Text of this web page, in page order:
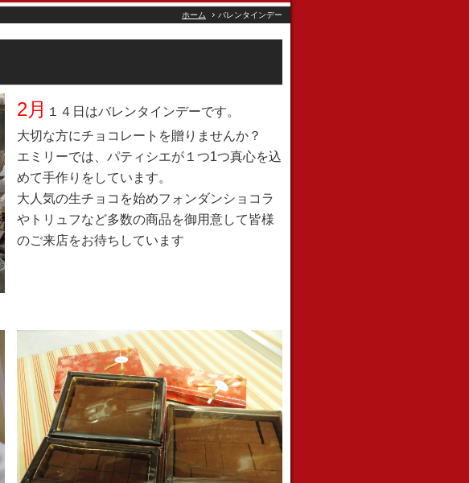
ホーム バレンタインデー
2月
１４日はバレンタインデーです。
大切な方にチョコレートを贈りませんか？
エミリーでは、パティシエが１つ1つ真心を込
めて手作りをしています。
大人気の生チョコを始めフォンダンショコラ
やトリュフなど多数の商品を御用意して皆様
のご来店をお待ちしています